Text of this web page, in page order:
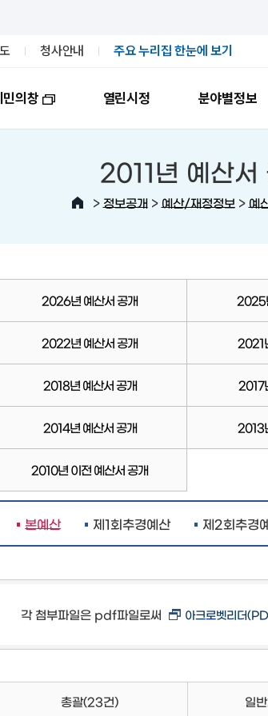
청사안내 주요 누리집 한눈에 보기
민의창 열린시정 분야별정보
2011년 예산서
> 정보공개> 예산/재정정보 > 예
2026년 예산서 공개 2025
2022년 예산서 공개 2021
2018년 예산서 공개 2017
2014년 예산서 공개 2013
2010년 이전 예산서 공개
본예산 제1회추경예산 제2회추경
각 첨부파일은 pdf파일로써 아크로벳리더
총괄(23건) 일